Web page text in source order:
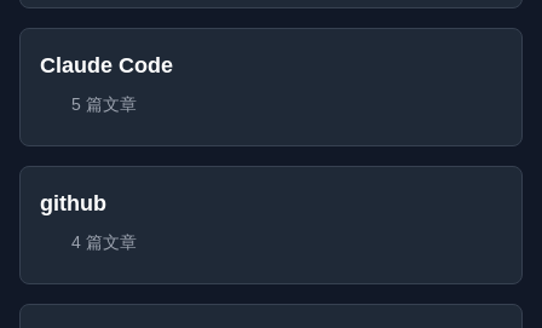
Claude Code
5 篇文章
github
4 篇文章